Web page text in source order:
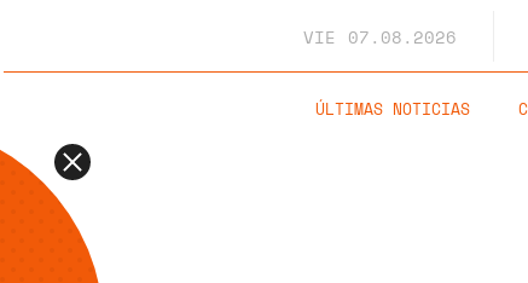
VIE 07.08.2026
ÚLTIMAS NOTICIAS